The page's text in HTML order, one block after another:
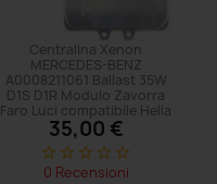
Centralina Xenon
MERCEDES-BENZ
A0008211061 Ballast 35W
D1S D1R Modulo Zavorra
Faro Luci compatibile Hella
35,00 €
star_border star_border star_border star_border star_border
0 Recensioni